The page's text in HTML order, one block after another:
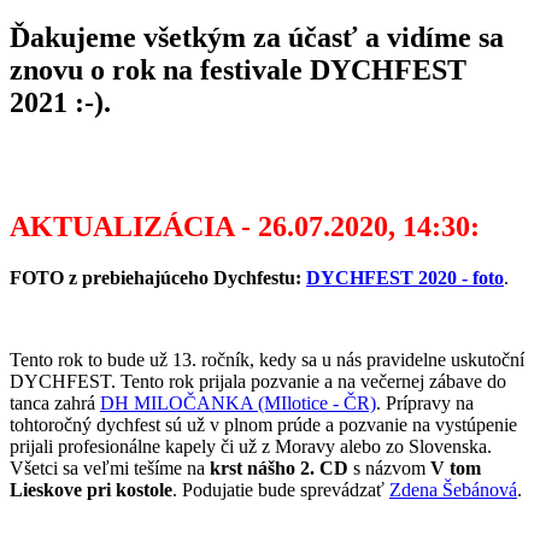
Ďakujeme všetkým za účasť a vidíme sa
znovu o rok na festivale DYCHFEST
2021 :-).
AKTUALIZÁCIA - 26.07.2020, 14:30:
FOTO z prebiehajúceho Dychfestu: DYCHFEST 2020 - foto.
Tento rok to bude už 13. ročník, kedy sa u nás pravidelne uskutoční
DYCHFEST. Tento rok prijala pozvanie a na večernej zábave do
tanca zahrá DH MILOČANKA (MIlotice - ČR). Prípravy na
tohtoročný dychfest sú už v plnom prúde a pozvanie na vystúpenie
prijali profesionálne kapely či už z Moravy alebo zo Slovenska.
Všetci sa veľmi tešíme na krst nášho 2. CD s názvom V tom
Lieskove pri kostole. Podujatie bude sprevádzať Zdena Šebánová.